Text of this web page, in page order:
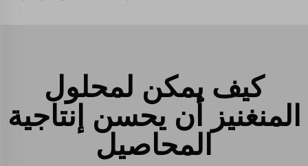
كيف يمكن لمحلول
المنغنيز أن يحسن إنتاجية
المحاصيل